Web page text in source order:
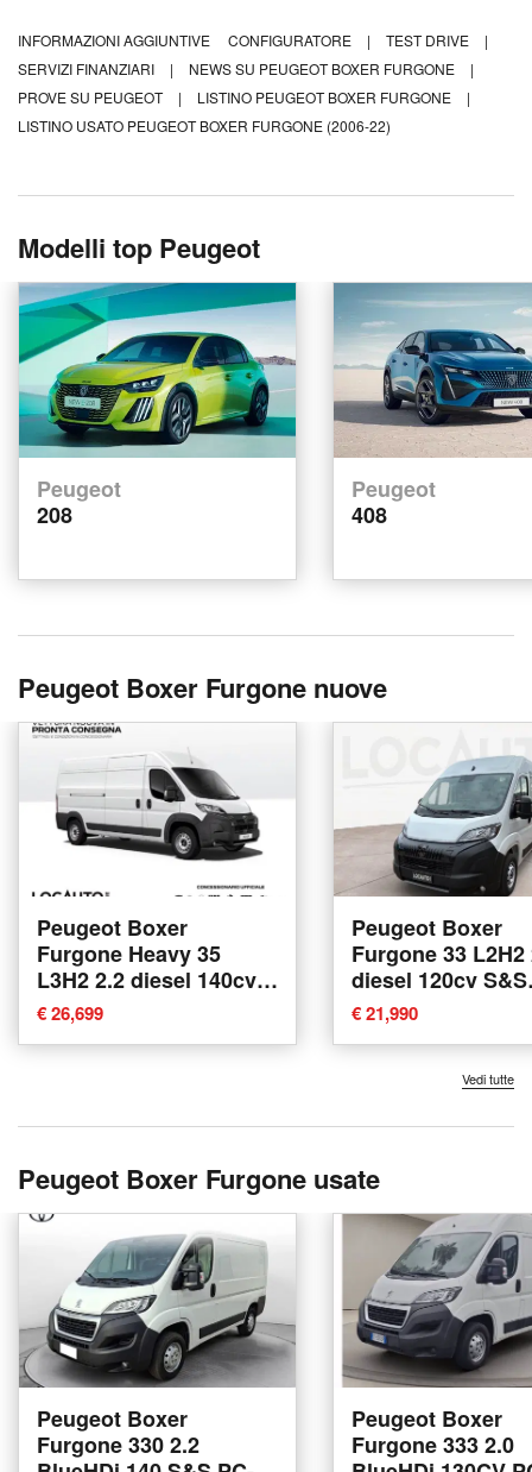
INFORMAZIONI AGGIUNTIVE CONFIGURATORE | TEST DRIVE
|
SERVIZI FINANZIARI
| NEWS SU PEUGEOT BOXER FURGONE
|
PROVE SU PEUGEOT
| LISTINO PEUGEOT BOXER FURGONE
|
LISTINO USATO PEUGEOT BOXER FURGONE (2006-22)
Modelli top Peugeot
Peugeot
208
Peugeot
408
Peugeot Boxer Furgone nuove
Peugeot Boxer
Furgone Heavy 35
L3H2 2.2 diesel 140cv
S&S at8 nuova a Torino
€ 26,699
Peugeot Boxer
Furgone 33 L2H2
diesel 120cv S&S
nuova a Torino
€ 21,990
Vedi tutte
Peugeot Boxer Furgone usate
Peugeot Boxer
Furgone 330 2.2
Peugeot Boxer
Furgone 333 2.0